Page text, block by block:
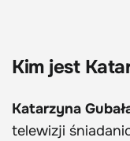
Kim jest
Katarzyna
telewizji